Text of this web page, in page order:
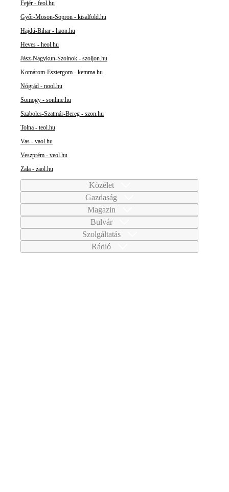
Fejér - feol.hu
Győr-Moson-Sopron - kisalfold.hu
Hajdú-Bihar - haon.hu
Heves - heol.hu
Jász-Nagykun-Szolnok - szoljon.hu
Komárom-Esztergom - kemma.hu
Nógrád - nool.hu
Somogy - sonline.hu
Szabolcs-Szatmár-Bereg - szon.hu
Tolna - teol.hu
Vas - vaol.hu
Veszprém - veol.hu
Zala - zaol.hu
Közélet
Gazdaság
Magazin
Bulvár
Szolgáltatás
Rádió